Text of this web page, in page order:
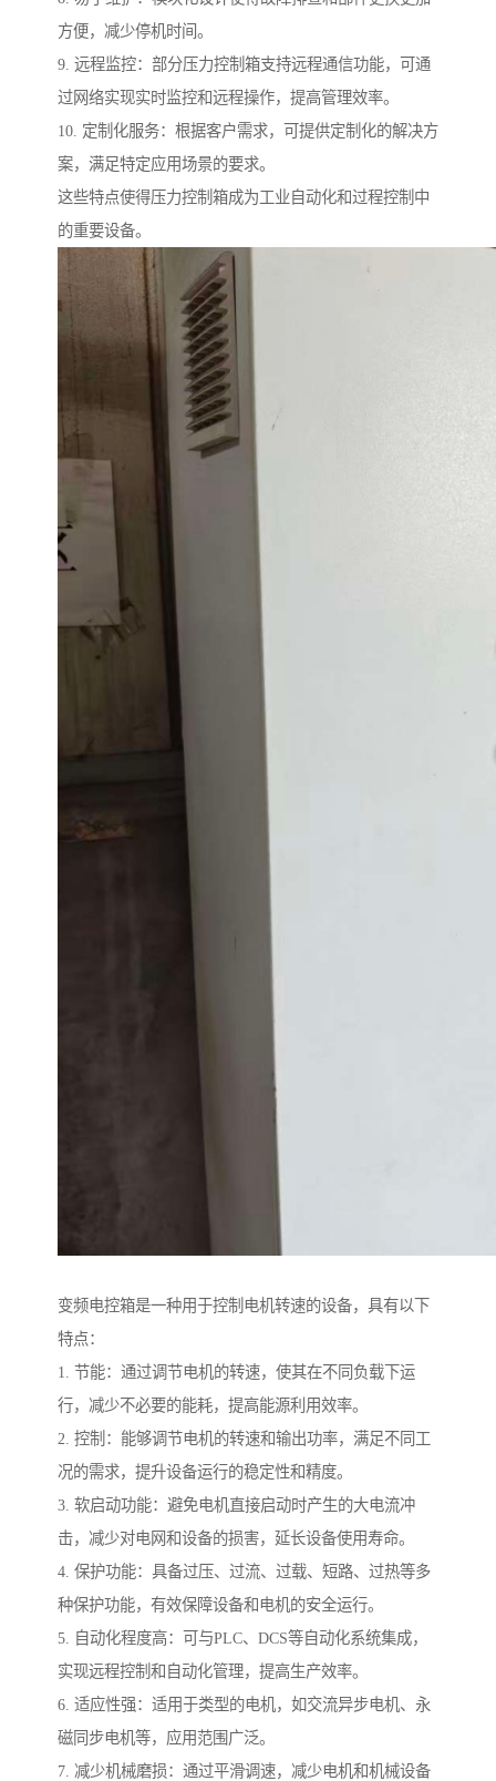
方便，减少停机时间。
9. 远程监控：部分压力控制箱支持远程通信功能，可通
过网络实现实时监控和远程操作，提高管理效率。
10. 定制化服务：根据客户需求，可提供定制化的解决方
案，满足特定应用场景的要求。
这些特点使得压力控制箱成为工业自动化和过程控制中
的重要设备。
变频电控箱是一种用于控制电机转速的设备，具有以下
特点：
1. 节能：通过调节电机的转速，使其在不同负载下运
行，减少不必要的能耗，提高能源利用效率。
2. 控制：能够调节电机的转速和输出功率，满足不同工
况的需求，提升设备运行的稳定性和精度。
3. 软启动功能：避免电机直接启动时产生的大电流冲
击，减少对电网和设备的损害，延长设备使用寿命。
4. 保护功能：具备过压、过流、过载、短路、过热等多
种保护功能，有效保障设备和电机的安全运行。
5. 自动化程度高：可与PLC、DCS等自动化系统集成，
实现远程控制和自动化管理，提高生产效率。
6. 适应性强：适用于类型的电机，如交流异步电机、永
磁同步电机等，应用范围广泛。
7. 减少机械磨损：通过平滑调速，减少电机和机械设备